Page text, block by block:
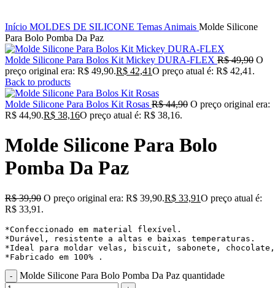
Início MOLDES DE SILICONE Temas Animais Molde Silicone
Para Bolo Pomba Da Paz
Molde Silicone Para Bolos Kit Mickey DURA-FLEX R$49,90 O
preço original era: R$ 49,90.R$ 42,41O preço atual é: R$ 42,41.
Back to products
Molde Silicone Para Bolos Kit Rosas R$44,90 O preço original era:
R$ 44,90.R$ 38,16O preço atual é: R$ 38,16.
Molde Silicone Para Bolo
Pomba Da Paz
R$39,90 O preço original era: R$ 39,90.R$ 33,91O preço atual é:
R$ 33,91.
*Confeccionado em material flexível.
*Durável, resistente a altas e baixas temperaturas.
*Ideal para moldar velas, biscuit, sabonete,
*Fabricado em 100% .
Molde Silicone Para Bolo Pomba Da Paz quantidade